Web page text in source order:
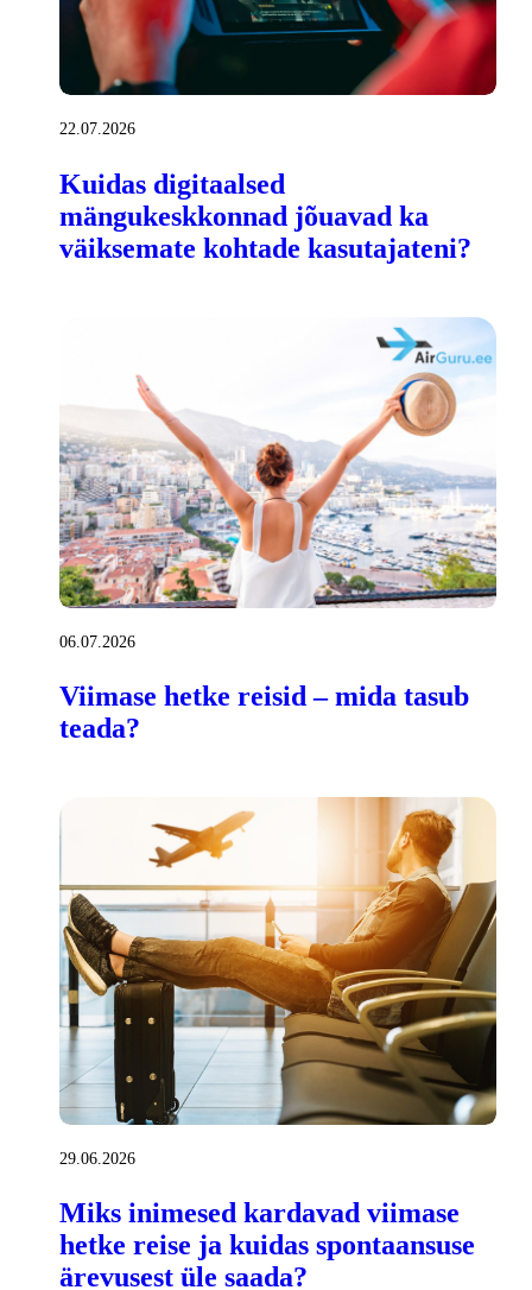
22.07.2026
Kuidas digitaalsed
mängukeskkonnad jõuavad ka
väiksemate kohtade kasutajateni?
06.07.2026
Viimase hetke reisid – mida tasub
teada?
29.06.2026
Miks inimesed kardavad viimase
hetke reise ja kuidas spontaansuse
ärevusest üle saada?